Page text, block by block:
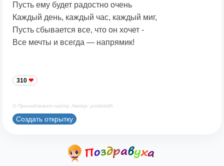
Пусть ему будет радостно очень
Каждый день, каждый час, каждый миг,
Пусть сбывается все, что он хочет -
Все мечты и всегда — напрямик!
310
© Принадлежит сайту. Автор: podaristih
Создать открытку